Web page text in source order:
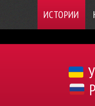
ИСТОРИИ